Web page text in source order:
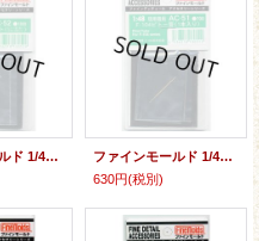
ファインモールド 1/48 F-16ピトー管セット
ファインモールド 1/48 F-104ピトー管
630円(税別)